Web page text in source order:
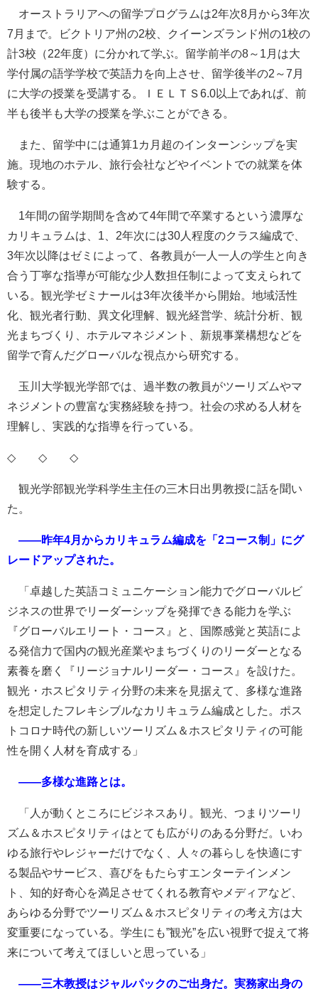
オーストラリアへの留学プログラムは2年次8月から3年次
7月まで。ビクトリア州の2校、クイーンズランド州の1校の
計3校（22年度）に分かれて学ぶ。留学前半の8～1月は大
学付属の語学学校で英語力を向上させ、留学後半の2～7月
に大学の授業を受講する。ＩＥＬＴＳ6.0以上であれば、前
半も後半も大学の授業を学ぶことができる。
また、留学中には通算1カ月超のインターンシップを実
施。現地のホテル、旅行会社などやイベントでの就業を体
験する。
1年間の留学期間を含めて4年間で卒業するという濃厚な
カリキュラムは、1、2年次には30人程度のクラス編成で、
3年次以降はゼミによって、各教員が一人一人の学生と向き
合う丁寧な指導が可能な少人数担任制によって支えられて
いる。観光学ゼミナールは3年次後半から開始。地域活性
化、観光者行動、異文化理解、観光経営学、統計分析、観
光まちづくり、ホテルマネジメント、新規事業構想などを
留学で育んだグローバルな視点から研究する。
玉川大学観光学部では、過半数の教員がツーリズムやマ
ネジメントの豊富な実務経験を持つ。社会の求める人材を
理解し、実践的な指導を行っている。
◇ ◇ ◇
観光学部観光学科学生主任の三木日出男教授に話を聞い
た。
――昨年4月からカリキュラム編成を「2コース制」にグ
レードアップされた。
「卓越した英語コミュニケーション能力でグローバルビ
ジネスの世界でリーダーシップを発揮できる能力を学ぶ
『グローバルエリート・コース』と、国際感覚と英語によ
る発信力で国内の観光産業やまちづくりのリーダーとなる
素養を磨く『リージョナルリーダー・コース』を設けた。
観光・ホスピタリティ分野の未来を見据えて、多様な進路
を想定したフレキシブルなカリキュラム編成とした。ポス
トコロナ時代の新しいツーリズム＆ホスピタリティの可能
性を開く人材を育成する」
――多様な進路とは。
「人が動くところにビジネスあり。観光、つまりツーリ
ズム＆ホスピタリティはとても広がりのある分野だ。いわ
ゆる旅行やレジャーだけでなく、人々の暮らしを快適にす
る製品やサービス、喜びをもたらすエンターテインメン
ト、知的好奇心を満足させてくれる教育やメディアなど、
あらゆる分野でツーリズム＆ホスピタリティの考え方は大
変重要になっている。学生にも”観光”を広い視野で捉えて将
来について考えてほしいと思っている」
――三木教授はジャルパックのご出身だ。実務家出身の